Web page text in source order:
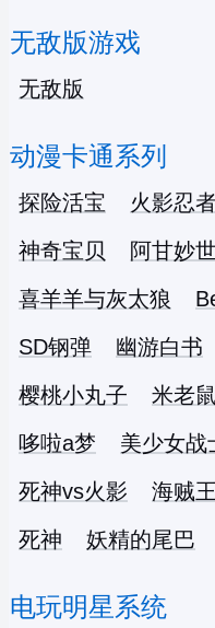
无敌版游戏
无敌版
动漫卡通系列
探险活宝 火影忍
神奇宝贝
阿甘妙
喜羊羊与灰太狼
SD钢弹
幽游白书
樱桃小丸子
米老鼠
哆啦a梦
美少女战
死神vs火影
海贼王
死神
妖精的尾巴
电玩明星系统